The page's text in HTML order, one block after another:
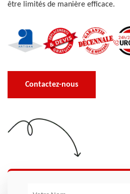
être limités de manière efficace.
Contactez-nous